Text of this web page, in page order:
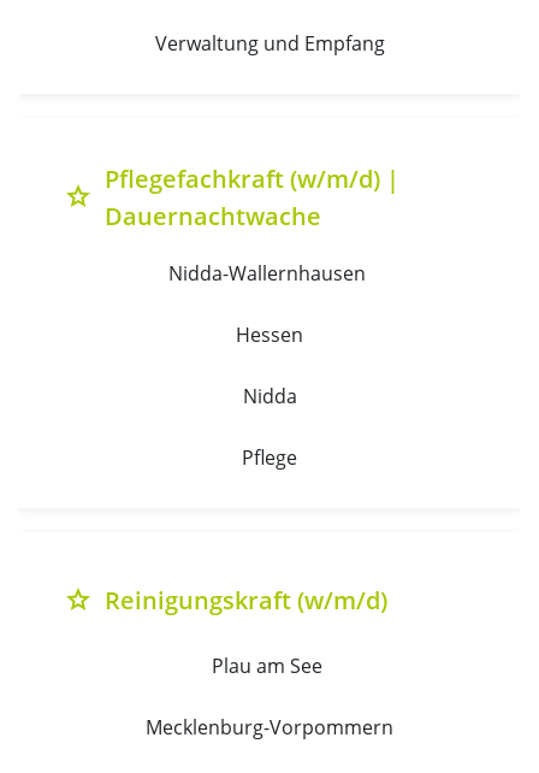
Verwaltung und Empfang
grade
Pflegefachkraft (w/m/d) |
Dauernachtwache
Nidda-Wallernhausen
Hessen
Nidda
Pflege
grade Reinigungskraft (w/m/d)
Plau am See
Mecklenburg-Vorpommern